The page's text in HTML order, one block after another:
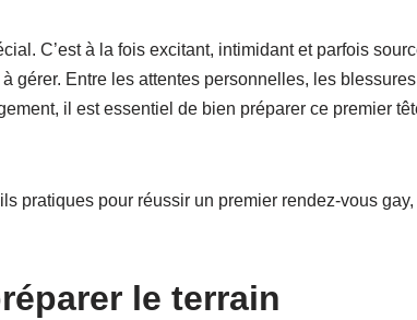
C’est à la fois excitant, intimidant et parfois
gérer. Entre les attentes personnelles, les
il est essentiel de bien préparer ce premier
pratiques pour réussir un premier rendez-vous
le terrain